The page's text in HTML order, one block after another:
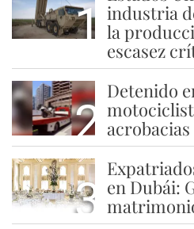
1 industria
la
escasez
2
Detenido
3 en Dubái: